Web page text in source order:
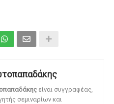
είναι συγγραφέας,
σεμιναρίων και